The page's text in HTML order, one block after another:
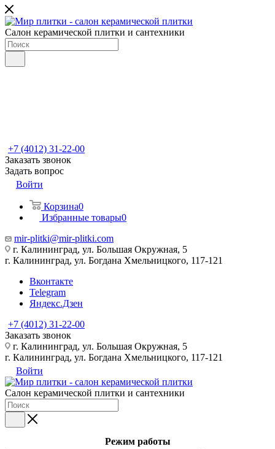
Салон керамической плитки и сантехники
+7 (4012) 31-22-00
Заказать звонок
Задать вопрос
Войти
Корзина0
Избранные товары0
mir-plitki@mir-plitki.com
г. Калининград, ул. Большая Окружная, 5
г. Калининград, ул. Богдана Хмельницкого, 117-121
Вконтакте
Telegram
Яндекс.Дзен
+7 (4012) 31-22-00
Заказать звонок
г. Калининград, ул. Большая Окружная, 5
г. Калининград, ул. Богдана Хмельницкого, 117-121
Войти
Салон керамической плитки и сантехники
Режим работы